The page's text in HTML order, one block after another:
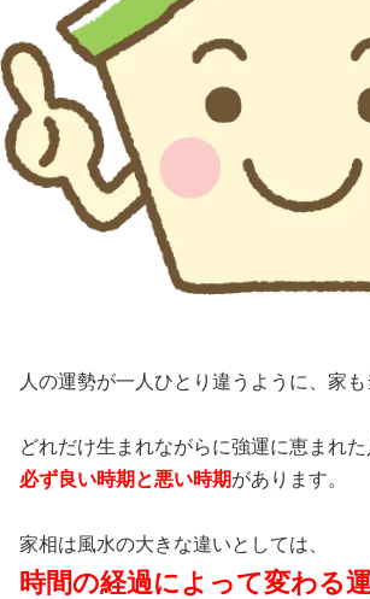
人の運勢が一人ひとり違うように、家も
どれだけ生まれながらに強運に恵まれた
必ず良い時期と悪い時期があります。
家相は風水の大きな違いとしては、
時間の経過によって変わる